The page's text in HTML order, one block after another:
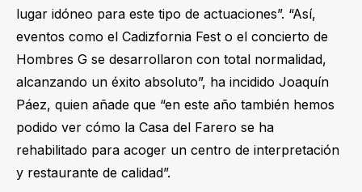
lugar idóneo para este tipo de actuaciones”. “Así,
eventos como el Cadizfornia Fest o el concierto de
Hombres G se desarrollaron con total normalidad,
alcanzando un éxito absoluto”, ha incidido Joaquín
Páez, quien añade que “en este año también hemos
podido ver cómo la Casa del Farero se ha
rehabilitado para acoger un centro de interpretación
y restaurante de calidad”.